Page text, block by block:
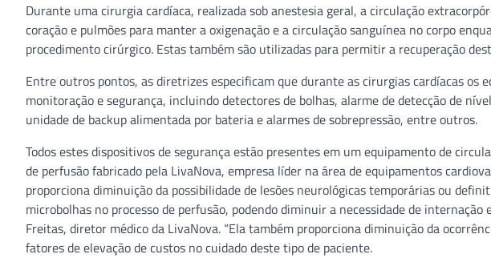
Durante uma cirurgia cardíaca, realizada sob anestesia geral, a circulação
coração e pulmões para manter a oxigenação e a circulação sanguínea no corpo
procedimento cirúrgico. Estas também são utilizadas para permitir a recuperação
Entre outros pontos, as diretrizes especificam que durante as cirurgias cardíacas os
monitoração e segurança, incluindo detectores de bolhas, alarme de detecção de
unidade de backup alimentada por bateria e alarmes de sobrepressão, entre outros.
Todos estes dispositivos de segurança estão presentes em um equipamento de
de perfusão fabricado pela LivaNova, empresa líder na área de equipamentos
proporciona diminuição da possibilidade de lesões neurológicas temporárias ou
microbolhas no processo de perfusão, podendo diminuir a necessidade de
Freitas, diretor médico da LivaNova. “Ela também proporciona diminuição da
fatores de elevação de custos no cuidado deste tipo de paciente.